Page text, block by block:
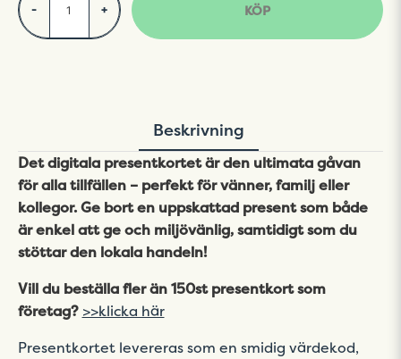
- + KÖP
Beskrivning
Det digitala presentkortet är den ultimata gåvan
för alla tillfällen – perfekt för vänner, familj eller
kollegor. Ge bort en uppskattad present som både
är enkel att ge och miljövänlig, samtidigt som du
stöttar den lokala handeln!
Vill du beställa fler än 150st presentkort som
företag? >>klicka här
Presentkortet levereras som en smidig värdekod,